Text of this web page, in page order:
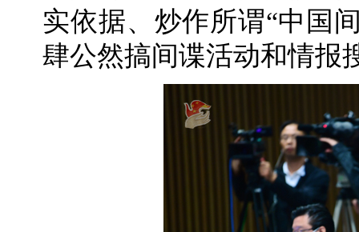
实依据、炒作所谓“中国
肆公然搞间谍活动和情报